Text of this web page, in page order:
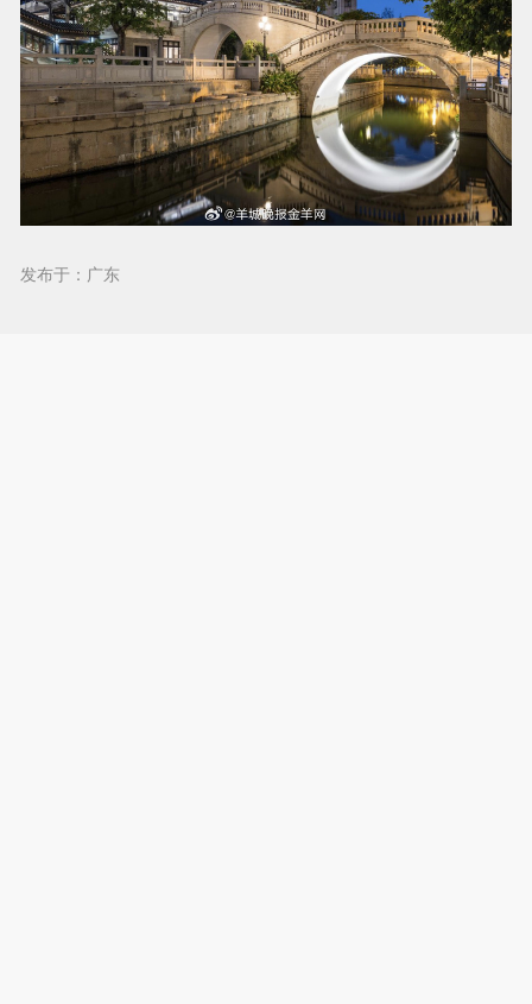
发布于：广东